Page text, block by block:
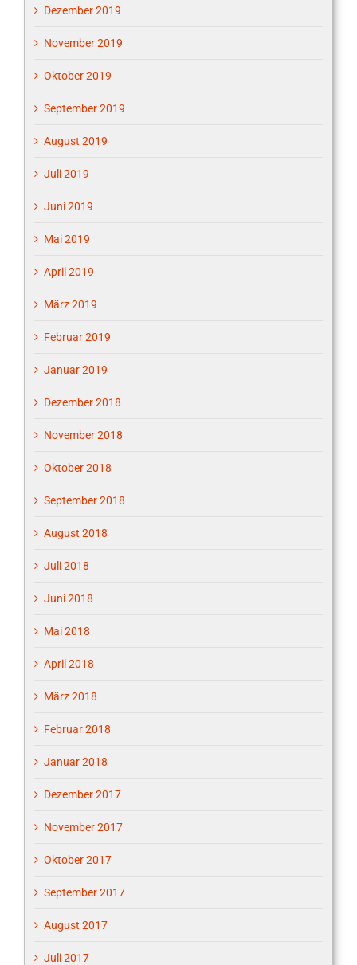
Dezember 2019
November 2019
Oktober 2019
September 2019
August 2019
Juli 2019
Juni 2019
Mai 2019
April 2019
März 2019
Februar 2019
Januar 2019
Dezember 2018
November 2018
Oktober 2018
September 2018
August 2018
Juli 2018
Juni 2018
Mai 2018
April 2018
März 2018
Februar 2018
Januar 2018
Dezember 2017
November 2017
Oktober 2017
September 2017
August 2017
Juli 2017